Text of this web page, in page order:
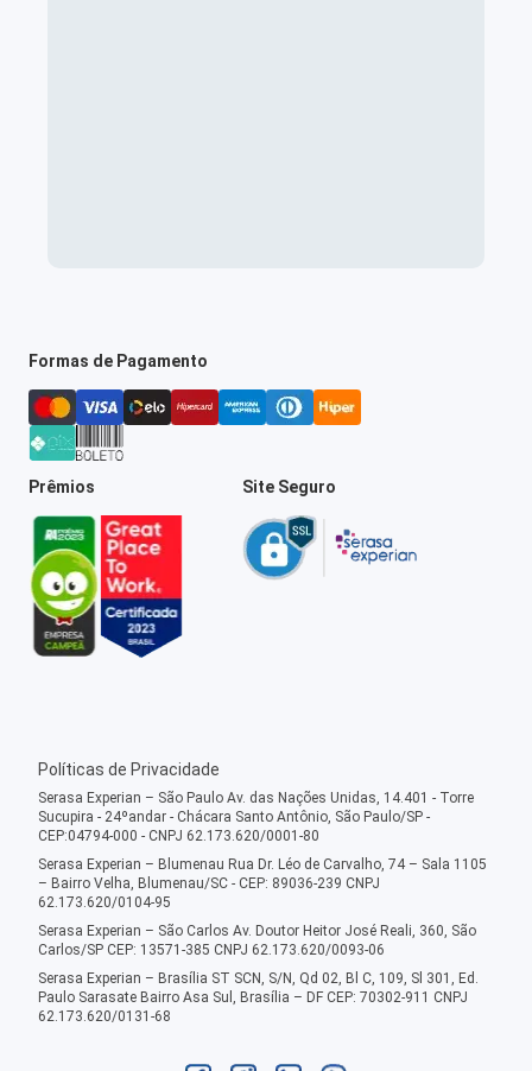
Formas de Pagamento
Prêmios Site Seguro
Políticas de Privacidade
Serasa Experian – São Paulo Av. das Nações Unidas, 14.401 - Torre
Sucupira - 24ºandar - Chácara Santo Antônio, São Paulo/SP -
CEP:04794-000 - CNPJ 62.173.620/0001-80
Serasa Experian – Blumenau Rua Dr. Léo de Carvalho, 74 – Sala 1105
– Bairro Velha, Blumenau/SC - CEP: 89036-239 CNPJ
62.173.620/0104-95
Serasa Experian – São Carlos Av. Doutor Heitor José Reali, 360, São
Carlos/SP CEP: 13571-385 CNPJ 62.173.620/0093-06
Serasa Experian – Brasília ST SCN, S/N, Qd 02, Bl C, 109, Sl 301, Ed.
Paulo Sarasate Bairro Asa Sul, Brasília – DF CEP: 70302-911 CNPJ
62.173.620/0131-68